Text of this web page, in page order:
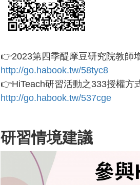
👉2023第四季醍摩豆研究院教師
http://go.habook.tw/58tyc8
👉HiTeach研習活動之333授權方
http://go.habook.tw/537cge
研習情境建議